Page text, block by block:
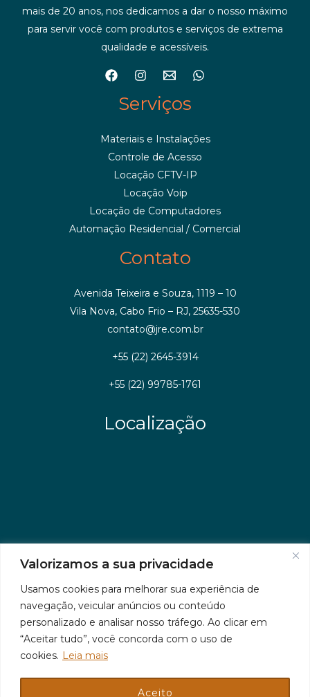
Valorizamos a sua privacidade
Usamos cookies para melhorar sua experiência de
navegação, veicular anúncios ou conteúdo
personalizado e analisar nosso tráfego. Ao clicar em
“Aceitar tudo”, você concorda com o uso de
cookies. Leia mais
Aceito
mais de 20 anos, nos dedicamos a dar o nosso máximo
para servir você com produtos e serviços de extrema
qualidade e acessíveis.
Serviços
Materiais e Instalações
Controle de Acesso
Locação CFTV-IP
Locação Voip
Locação de Computadores
Automação Residencial / Comercial
Contato
Avenida Teixeira e Souza, 1119 – 10
Vila Nova, Cabo Frio – RJ, 25635-530
contato@jre.com.br
+55 (22) 2645-3914
+55 (22) 99785-1761
Localização
© 2026 Jr Plus Automação Comercial e Residencial